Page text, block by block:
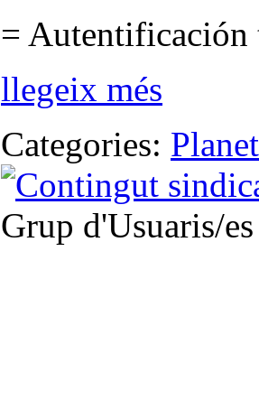
= Autentificación
llegeix més
Categories:
Grup d'Usuaris/